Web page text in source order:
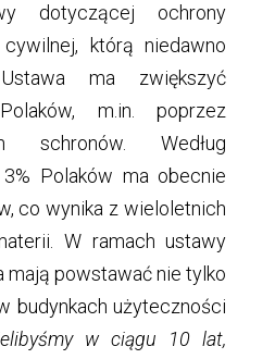
dotyczącej ochrony
którą niedawno
ma zwiększyć
m.in. poprzez
schronów. Według
Polaków ma obecnie
co wynika z wieloletnich
W ramach ustawy
mają powstawać nie tylko
budynkach użyteczności
w ciągu 10 lat,